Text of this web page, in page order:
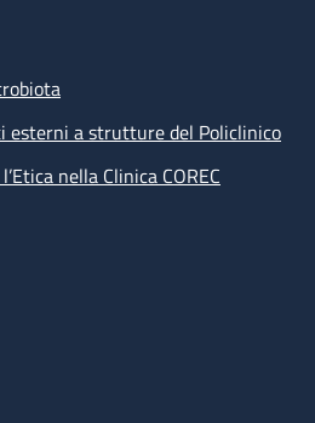
esterni a strutture del Policlinico
nella Clinica COREC